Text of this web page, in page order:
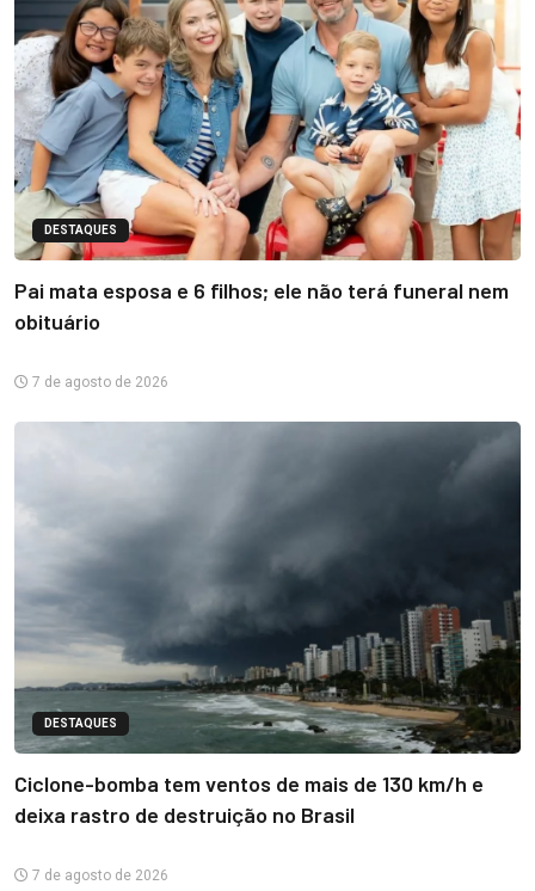
DESTAQUES
Pai mata esposa e 6 filhos; ele não terá funeral nem
obituário
7 de agosto de 2026
DESTAQUES
Ciclone-bomba tem ventos de mais de 130 km/h e
deixa rastro de destruição no Brasil
7 de agosto de 2026